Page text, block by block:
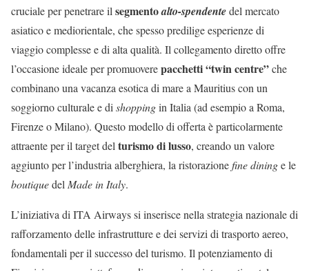
cruciale per penetrare ilsegmentoalto-spendentedel mercato
asiatico e mediorientale, che spesso predilige esperienze di
viaggio complesse e di alta qualità. Il collegamento diretto offre
l’occasione ideale per promuoverepacchetti “twin centre”che
combinano una vacanza esotica di mare a Mauritius con un
soggiorno culturale e dishoppingin Italia (ad esempio a Roma,
Firenze o Milano). Questo modello di offerta è particolarmente
attraente per il target delturismo di lusso, creando un valore
aggiunto per l’industria alberghiera, la ristorazionefine dininge le
boutiquedelMade in Italy.
L’iniziativa di ITA Airways si inserisce nella strategia nazionale di
rafforzamento delle infrastrutture e dei servizi di trasporto aereo,
fondamentali per il successo del turismo. Il potenziamento di